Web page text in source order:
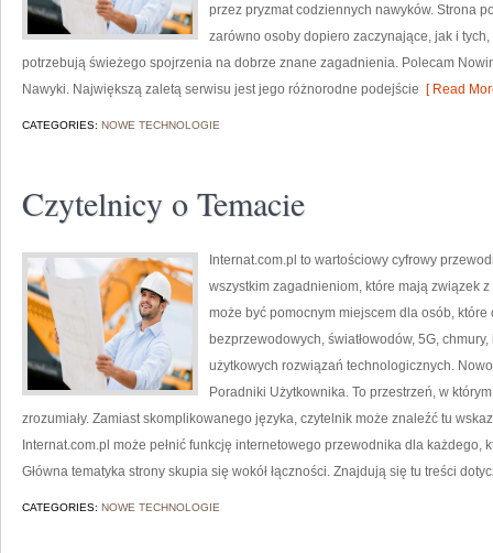
przez pryzmat codziennych nawyków. Strona
zarówno osoby dopiero zaczynające, jak i
potrzebują świeżego spojrzenia na dobrze znane zagadnienia. Polecam
Nawyki. Największą zaletą serwisu jest jego różnorodne podejście [ Read
CATEGORIES: NOWE TECHNOLOGIE
Czytelnicy o Temacie
Internat.com.pl to wartościowy cyfrowy
wszystkim zagadnieniom, które mają związek
może być pomocnym miejscem dla osób,
bezprzewodowych, światłowodów, 5G,
użytkowych rozwiązań technologicznych.
Poradniki Użytkownika. To przestrzeń, w
zrozumiały. Zamiast skomplikowanego języka, czytelnik może znaleźć tu
Internat.com.pl może pełnić funkcję internetowego przewodnika dla każdego,
Główna tematyka strony skupia się wokół łączności. Znajdują się tu treści
CATEGORIES: NOWE TECHNOLOGIE